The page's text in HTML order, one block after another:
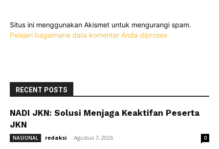
Situs ini menggunakan Akismet untuk mengurangi spam.
Pelajari bagaimana data komentar Anda diproses
RECENT POSTS
NADI JKN: Solusi Menjaga Keaktifan Peserta
JKN
NASIONAL redaksi - Agustus 7, 2026 0